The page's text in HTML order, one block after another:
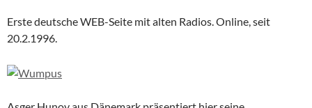
Erste deutsche WEB-Seite mit alten Radios. Online, seit
20.2.1996.